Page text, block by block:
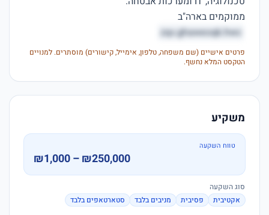
ממוקמים בארה"ב
zqv.ghaweoqk.hwc
פרטים אישיים (שם משפחה, טלפון, אימייל, קישורים) מוסתרים. למנויים
הטקסט המלא נחשף.
משקיע
טווח השקעה
₪1,000 – ₪250,000
סוג השקעה
אקטיבית
פסיבית מניבים בלבד
סטארטאפים בלבד